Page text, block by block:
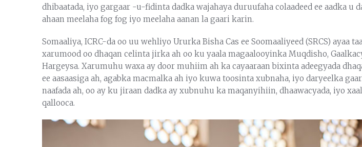
dhibaatada, iyo gargaar -u-fidinta dadka wajahaya duruufaha colaadeed ee aadka u
ahaan meelaha fog fog iyo meelaha aanan la gaari karin.
Somaaliya, ICRC-da oo uu wehliyo Ururka Bisha Cas ee Soomaaliyeed (SRCS) ayaa
xarumood oo dhaqan celinta jirka ah oo ku yaala magaalooyinka Muqdisho,
Hargeysa. Xarumuhu waxa ay door muhiim ah ka cayaaraan bixinta adeegyada
ee aasaasiga ah, agabka macmalka ah iyo kuwa toosinta xubnaha, iyo daryeelka
naafada ah, oo ay ku jiraan dadka ay xubnuhu ka maqanyihiin, dhaawacyada, iyo
qallooca.